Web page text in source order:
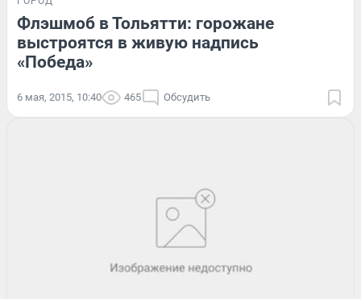
Флэшмоб в Тольятти: горожане
выстроятся в живую надпись
«Победа»
6 мая, 2015, 10:40 465 Обсудить